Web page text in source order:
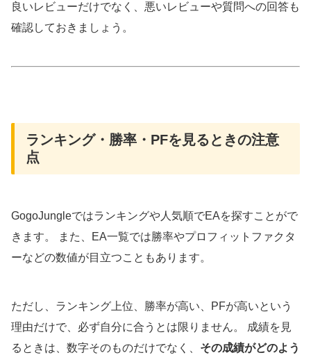
良いレビューだけでなく、悪いレビューや質問への回答も
確認しておきましょう。
ランキング・勝率・PFを見るときの注意
点
GogoJungleではランキングや人気順でEAを探すことがで
きます。 また、EA一覧では勝率やプロフィットファクタ
ーなどの数値が目立つこともあります。
ただし、ランキング上位、勝率が高い、PFが高いという
理由だけで、必ず自分に合うとは限りません。 成績を見
るときは、数字そのものだけでなく、 その成績がどのよう